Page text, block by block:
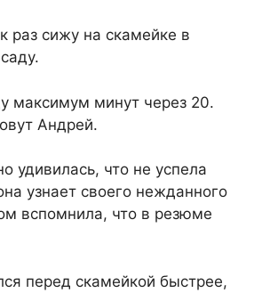
раз сижу на скамейке в
максимум минут через 20.
Андрей.
удивилась, что не успела
узнает своего нежданного
вспомнила, что в резюме
перед скамейкой быстрее,